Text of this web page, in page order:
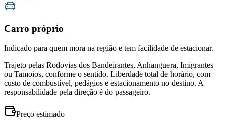
Carro próprio
Indicado para quem mora na região e tem facilidade de estacionar.
Trajeto pelas Rodovias dos Bandeirantes, Anhanguera, Imigrantes
ou Tamoios, conforme o sentido. Liberdade total de horário, com
custo de combustível, pedágios e estacionamento no destino. A
responsabilidade pela direção é do passageiro.
Preço estimado